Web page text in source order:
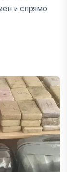
и спрямо